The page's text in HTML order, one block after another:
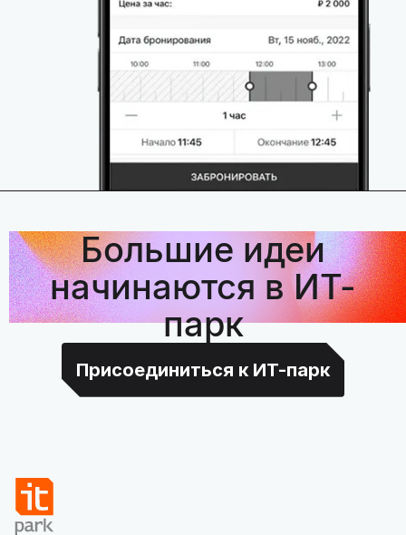
Большие идеи
начинаются в ИТ-
парк
Присоединиться к ИТ-парк